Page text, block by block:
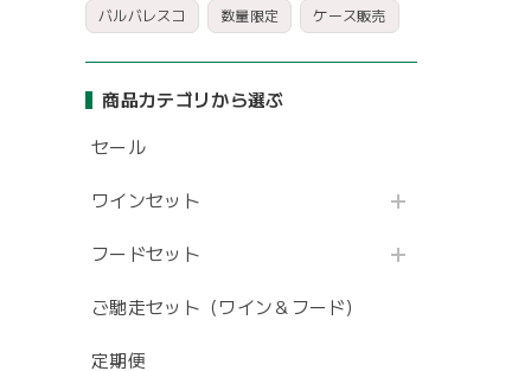
バルバレスコ 数量限定 ケース販売
商品カテゴリから選ぶ
セール
ワインセット
フードセット
ご馳走セット（ワイン＆フード）
定期便